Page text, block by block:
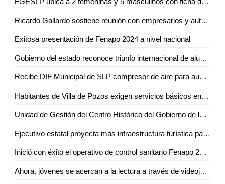
Ricardo Gallardo sostiene reunión con empresarios y autoridades de Estados Unidos
Exitosa presentación de Fenapo 2024 a nivel nacional
Gobierno del estado reconoce triunfo internacional de alumno de cobach
Recibe DIF Municipal de SLP compresor de aire para aumentar la calidad en el servicio dental de la UBR Maravillas
Habitantes de Villa de Pozos exigen servicios básicos en Palacio de Gobierno
Unidad de Gestión del Centro Histórico del Gobierno de la Capital mantiene labores de mejoramiento y conservación en SLP
Ejecutivo estatal proyecta más infraestructura turística para Xilitla
Inició con éxito el operativo de control sanitario Fenapo 2024
Ahora, jóvenes se acercan a la lectura a través de videojuegos, películas o series: docente de la EPM-UASLP